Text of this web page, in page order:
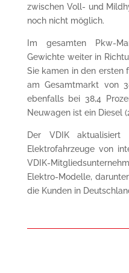
zwischen Voll- und
noch nicht möglich.
Im gesamten Pkw-
Gewichte weiter in
Sie kamen in den ersten
am Gesamtmarkt von
ebenfalls bei 38,4
Neuwagen ist ein Diesel
Der VDIK
Elektrofahrzeuge von
VDIK-
Elektro-Modelle,
die Kunden in